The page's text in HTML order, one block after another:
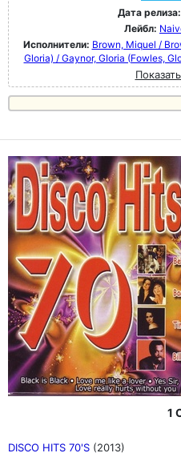
Дата релиза:
Лейбл:
Исполнители: Brown, Miquel /
Gloria) / Gaynor, GIoria (Fowles,
1
DISCO HITS 70'S (2013)